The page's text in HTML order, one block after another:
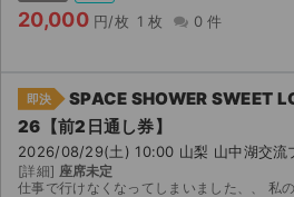
20,000 円/枚 1 枚 0 件
即決
SPACE SHOWER SWEET
26【前2日通し券】
2026/08/29(土) 10:00 山梨 山中湖交流
[詳細] 座席未定
仕事で行けなくなってしまいました、、 私の代